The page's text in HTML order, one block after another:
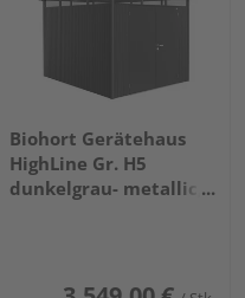
Biohort Gerätehaus
HighLine Gr. H5
dunkelgrau- metallic,